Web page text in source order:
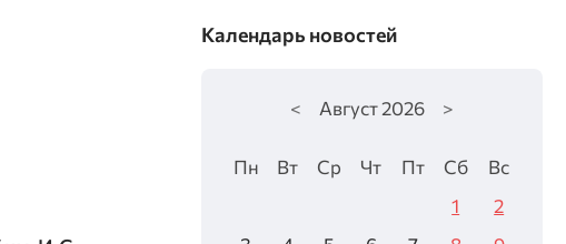
Календарь новостей
< Август2026 >
Пн Вт Ср Чт Пт Сб
Вс
1
2